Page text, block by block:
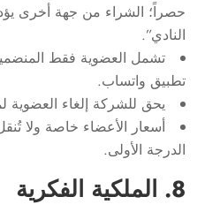
حصراً؛ الشراء من جهة أخرى
النادي”.
تشمل العضوية فقط
تطبيق واتساب.
يحق للشركة إلغاء العضوية
أسعار الأعضاء خاصة ولا تُنقل
الدرجة الأولى.
8. الملكية الفكرية